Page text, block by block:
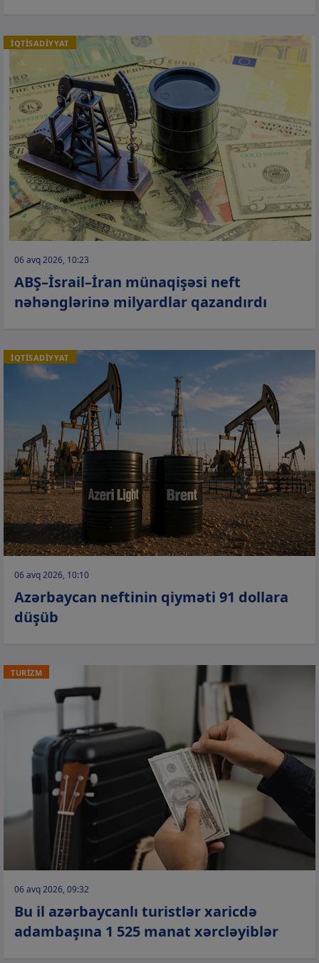
İQTİSADİYYAT
06 avq 2026, 10:23
ABŞ–İsrail–İran münaqişəsi neft
nəhənglərinə milyardlar qazandırdı
İQTİSADİYYAT
06 avq 2026, 10:10
Azərbaycan neftinin qiyməti 91 dollara
düşüb
TURİZM
06 avq 2026, 09:32
Bu il azərbaycanlı turistlər xaricdə
adambaşına 1 525 manat xərcləyiblər